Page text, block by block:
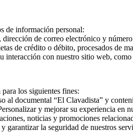
de información personal:
de correo electrónico y
de crédito o débito, procesados de
interacción con nuestro sitio web,
los siguientes fines:
al documental “El Clavadista” y
y mejorar su experiencia en
noticias y promociones
garantizar la seguridad de nuestros